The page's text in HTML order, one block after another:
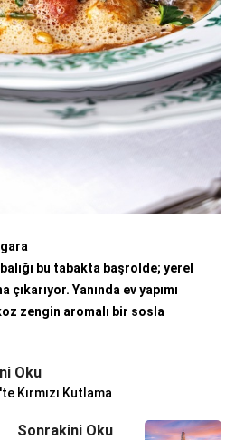
bu tabakta başrolde; yerel
Yanında ev yapımı
zengin aromalı bir sosla
Oku
Kırmızı Kutlama
Sonrakini Oku